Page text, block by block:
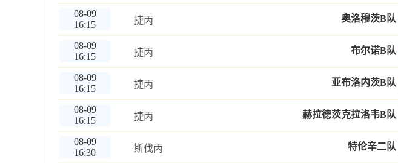
08-09
16:15
捷丙 奥洛穆茨B队
08-09
16:15
捷丙 布尔诺B队
08-09
16:15
捷丙 亚布洛内茨B队
08-09
16:15
捷丙 赫拉德茨克拉洛韦B队
08-09
16:30
斯伐丙 特伦辛二队